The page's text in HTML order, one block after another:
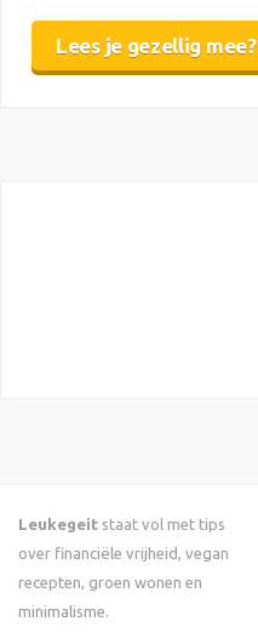
Lees je gezellig mee?
Leukegeit staat vol met tips
over financiële vrijheid, vegan
recepten, groen wonen en
minimalisme.